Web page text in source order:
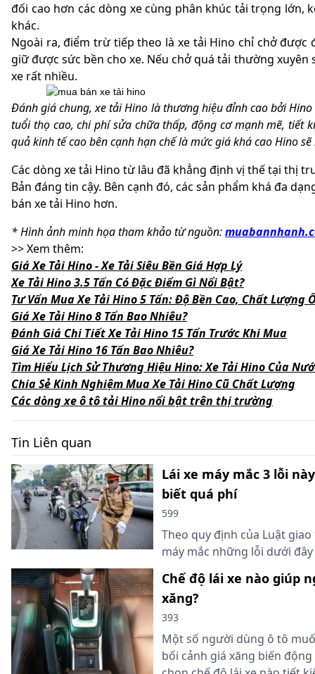
đối cao hơn các dòng xe cùng phân khúc tải trọng lớn,
khác.
Ngoài ra, điểm trừ tiếp theo là xe tải Hino chỉ chở
giữ được sức bền cho xe. Nếu chở quá tải thường xuyên
xe rất nhiều.
Đánh giá chung, xe tải Hino là thương hiệu đỉnh cao bởi
tuổi thọ cao, chi phí sửa chữa thấp, động cơ mạnh mẽ, tiết
quả kinh tế cao bên cạnh hạn chế là mức giá khá cao Hino
Các dòng xe tải Hino từ lâu đã khẳng định vị thế tại thị
Bản đáng tin cậy. Bên cạnh đó, các sản phẩm khá đa
bán xe tải Hino hơn.
* Hình ảnh minh họa tham khảo từ nguồn:
>> Xem thêm:
Giá Xe Tải Hino - Xe Tải Siêu Bền Giá Hợp Lý
Xe Tải Hino 3.5 Tấn Có Đặc Điểm Gì Nổi Bật?
Tư Vấn Mua Xe Tải Hino 5 Tấn: Độ Bền Cao, Chất Lượng
Giá Xe Tải Hino 8 Tấn Bao Nhiêu?
Đánh Giá Chi Tiết Xe Tải Hino 15 Tấn Trước Khi Mua
Giá Xe Tải Hino 16 Tấn Bao Nhiêu?
Tìm Hiểu Lịch Sử Thương Hiệu Hino: Xe Tải Hino Của
Chia Sẻ Kinh Nghiệm Mua Xe Tải Hino Cũ Chất Lượng
Các dòng xe ô tô tải Hino nổi bật trên thị trường
Tin Liên quan
Lái xe máy mắc 3 lỗi
biết quá phí
599
Theo quy định của Luật
máy mắc những lỗi dưới
Chế độ lái xe nào giúp
xăng?
393
Một số người dùng ô tô
bối cảnh giá xăng biến